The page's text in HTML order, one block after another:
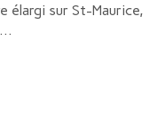
élargi sur St-Maurice,